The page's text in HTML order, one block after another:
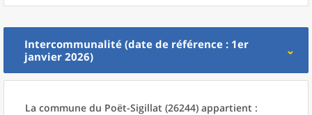
Intercommunalité (date de référence : 1er
janvier 2026)
La commune du Poët-Sigillat (26244) appartient :